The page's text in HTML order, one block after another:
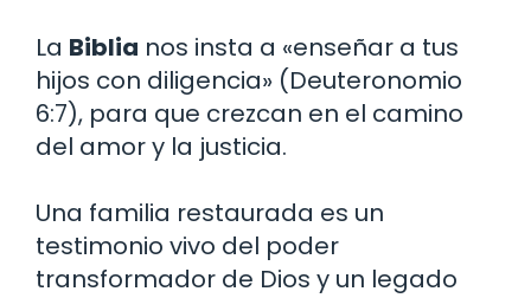
La Biblia nos insta a «enseñar a tus
hijos con diligencia» (Deuteronomio
6:7), para que crezcan en el camino
del amor y la justicia.
Una familia restaurada es un
testimonio vivo del poder
transformador de Dios y un legado